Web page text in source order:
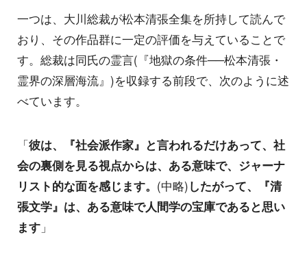
一つは、大川総裁が松本清張全集を所持して読んで
おり、その作品群に一定の評価を与えていることで
す。総裁は同氏の霊言(『地獄の条件──松本清張・
霊界の深層海流』)を収録する前段で、次のように述
べています。
「彼は、『社会派作家』と言われるだけあって、社
会の裏側を見る視点からは、ある意味で、ジャーナ
リスト的な面を感じます。 (中略)したがって、『清
張文学』は、ある意味で人間学の宝庫であると思い
ます 」